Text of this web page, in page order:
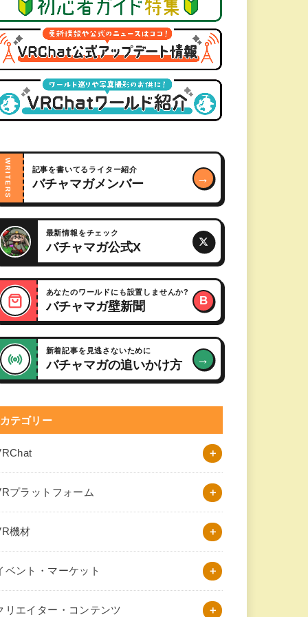
WRITERS 記事を書いてるライター紹介
バチャマガメンバー →
最新情報をチェック
バチャマガ公式X
あなたのワールドにも設置しませんか?
バチャマガ壁新聞 B
新着記事を見逃さないために
バチャマガの追いかけ方 →
カテゴリー
プラットフォーム
機材
ベント・マーケット
リエイター・コンテンツ